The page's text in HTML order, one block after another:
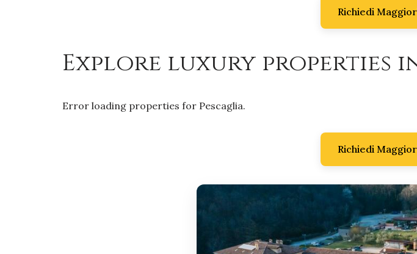
Richiedi
Explore luxury properties
Error loading properties for Pescaglia.
Richiedi